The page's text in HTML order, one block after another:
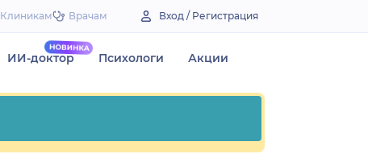
Клиникам Врачам Вход / Регистрация
ИИ-доктор Психологи Акции